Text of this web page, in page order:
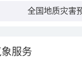
全国地质灾害
服务